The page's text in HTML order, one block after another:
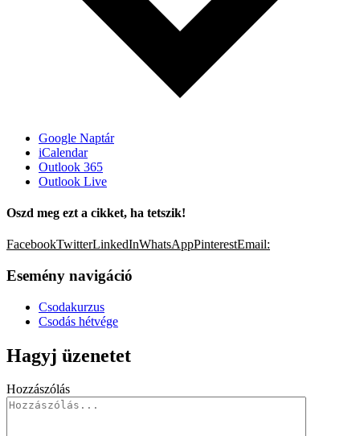
Google Naptár
iCalendar
Outlook 365
Outlook Live
Oszd meg ezt a cikket, ha tetszik!
FacebookTwitterLinkedInWhatsAppPinterestEmail:
Esemény navigáció
Csodakurzus
Csodás hétvége
Hagyj üzenetet
Hozzászólás